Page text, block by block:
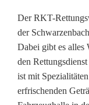
w
e
h
r
i
Der RKT-
der
Dabei gibt es alles
den
ist mit
erfrischenden